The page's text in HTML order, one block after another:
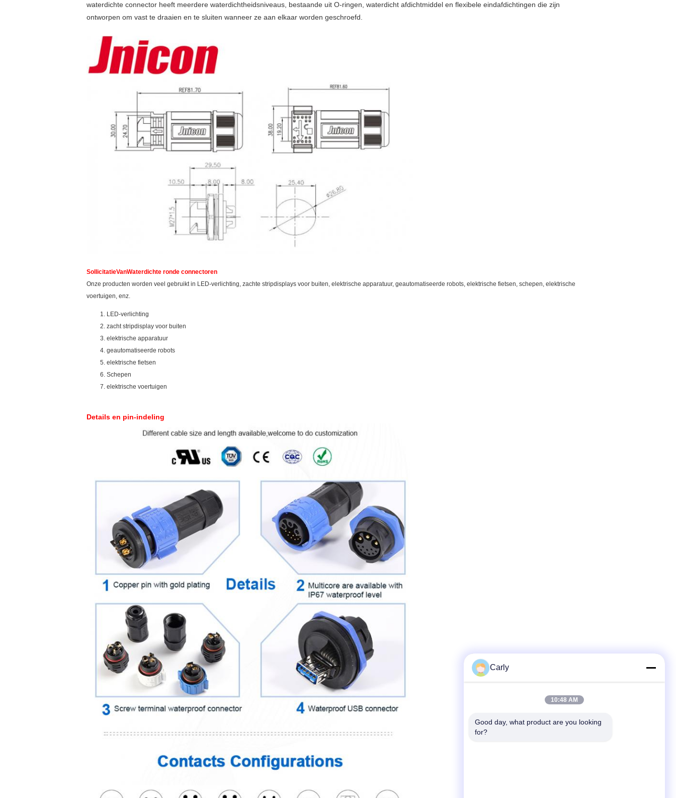
waterdichte connector heeft meerdere waterdichtheidsniveaus, bestaande uit O-ringen, waterdicht afdichtmiddel en flexibele eindafdichtingen die zijn
ontworpen om vast te draaien en te sluiten wanneer ze aan elkaar worden geschroefd.
SollicitatieVanWaterdichte ronde connectoren
Onze producten worden veel gebruikt in LED-verlichting, zachte stripdisplays voor buiten, elektrische apparatuur, geautomatiseerde robots, elektrische fietsen, schepen, elektrische
voertuigen, enz.
LED-verlichting
zacht stripdisplay voor buiten
elektrische apparatuur
geautomatiseerde robots
elektrische fietsen
Schepen
elektrische voertuigen
Details en pin-indeling
Carly
10:48 AM
Good day, what product are you looking
for?